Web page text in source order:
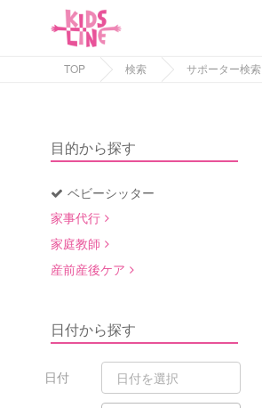
TOP 検索 サポーター検索
目的から探す
ベビーシッター
家事代行
家庭教師
産前産後ケア
日付から探す
日付